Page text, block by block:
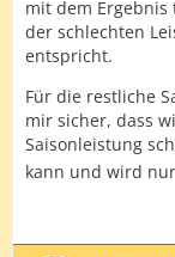
In 3 Legs bin
angekommen,
Doppel werfen.
versucht, bin
Stand
meiner
Kopf nicht
Nunja, kann ja
mit dem
der schlechten
entspricht.
Für die restliche
mir sicher, dass
Saisonleistung
kann und wird